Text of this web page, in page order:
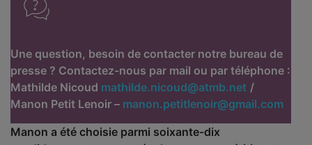
Une question, besoin de contacter notre bureau de
presse ? Contactez-nous par mail ou par téléphone :
Mathilde Nicoud mathilde.nicoud@atmb.net /
Manon Petit Lenoir – manon.petitlenoir@gmail.com
Manon a été choisie parmi soixante-dix